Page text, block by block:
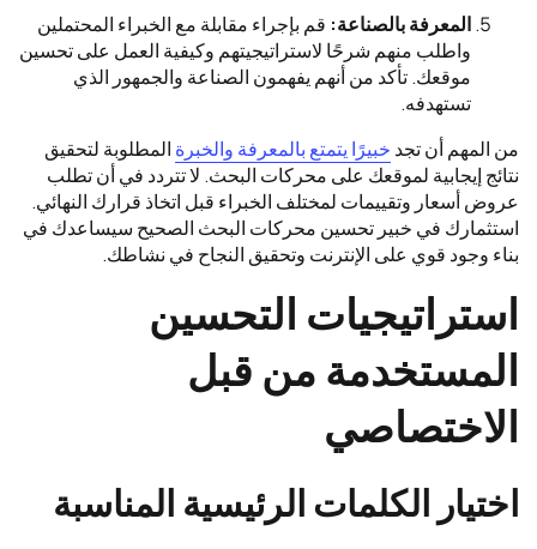
المعرفة بالصناعة: قم بإجراء مقابلة مع الخبراء المحتملين
واطلب منهم شرحًا لاستراتيجيتهم وكيفية العمل على تحسين
موقعك. تأكد من أنهم يفهمون الصناعة والجمهور الذي
تستهدفه.
من المهم أن تجد خبيرًا يتمتع بالمعرفة والخبرة المطلوبة لتحقيق
نتائج إيجابية لموقعك على محركات البحث. لا تتردد في أن تطلب
عروض أسعار وتقييمات لمختلف الخبراء قبل اتخاذ قرارك النهائي.
استثمارك في خبير تحسين محركات البحث الصحيح سيساعدك في
بناء وجود قوي على الإنترنت وتحقيق النجاح في نشاطك.
استراتيجيات التحسين
المستخدمة من قبل
الاختصاصي
اختيار الكلمات الرئيسية المناسبة